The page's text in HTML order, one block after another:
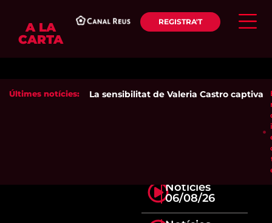
A LA
CARTA
REGISTRA'T
Últimes notícies: La sensibilitat de Valeria Castro captiva
Notícies
06/08/26